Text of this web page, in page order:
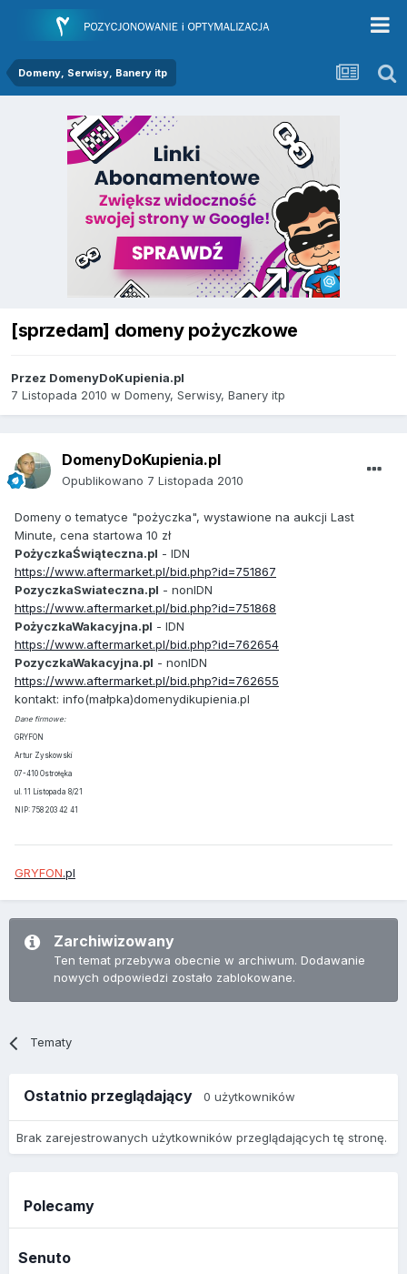
Domeny, Serwisy, Banery itp
[sprzedam] domeny pożyczkowe
Przez DomenyDoKupienia.pl
7 Listopada 2010 w Domeny, Serwisy, Banery itp
DomenyDoKupienia.pl
Opublikowano 7 Listopada 2010
Domeny o tematyce "pożyczka", wystawione na aukcji Last
Minute, cena startowa 10 zł
PożyczkaŚwiąteczna.pl - IDN
https://www.aftermarket.pl/bid.php?id=751867
PozyczkaSwiateczna.pl - nonIDN
https://www.aftermarket.pl/bid.php?id=751868
PożyczkaWakacyjna.pl - IDN
https://www.aftermarket.pl/bid.php?id=762654
PozyczkaWakacyjna.pl - nonIDN
https://www.aftermarket.pl/bid.php?id=762655
kontakt: info(małpka)domenydikupienia.pl
Dane firmowe:
GRYFON
Artur Zyskowski
07-410 Ostrołęka
ul. 11 Listopada 8/21
NIP: 758 203 42 41
GRYFON.pl
Zarchiwizowany
Ten temat przebywa obecnie w archiwum. Dodawanie
nowych odpowiedzi zostało zablokowane.
Tematy
Ostatnio przeglądający 0 użytkowników
Brak zarejestrowanych użytkowników przeglądających tę stronę.
Polecamy
Senuto